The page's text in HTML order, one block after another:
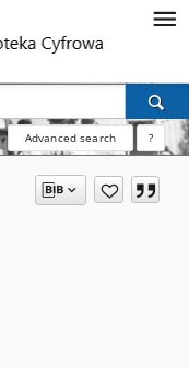
Advanced search ?